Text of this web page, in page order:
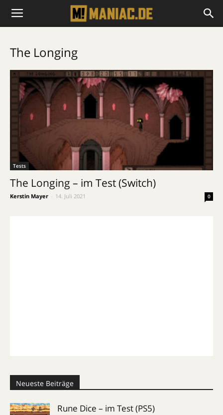
The Longing
Tests
The Longing – im Test (Switch)
Kerstin Mayer 14. Juli 2021 0
Neueste Beiträge
Rune Dice – im Test (PS5)